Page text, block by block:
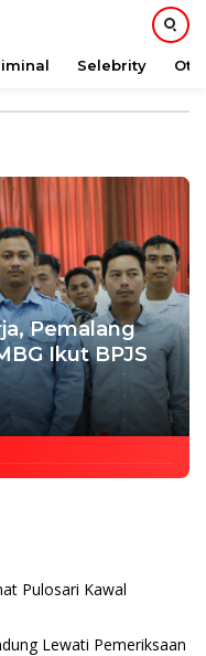
Selebrity
Pemalang
Ikut BPJS
Pulosari Kawal
Lewati Pemeriksaan